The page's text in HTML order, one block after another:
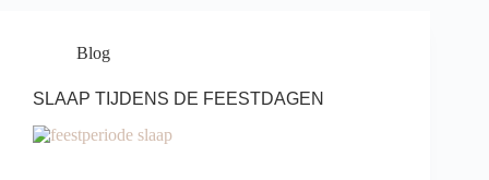
Blog
SLAAP TIJDENS DE FEESTDAGEN